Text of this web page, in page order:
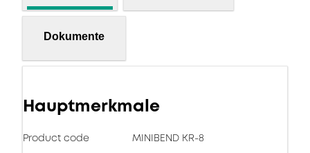
Dokumente
Hauptmerkmale
Product code MINIBEND KR-8